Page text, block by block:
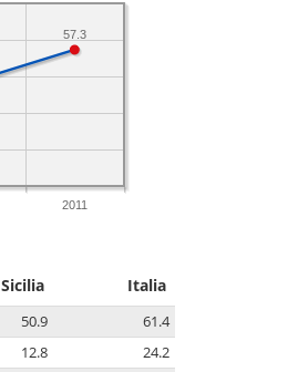
2011
57.3
Sicilia Italia
50.9
61.4
12.8
24.2